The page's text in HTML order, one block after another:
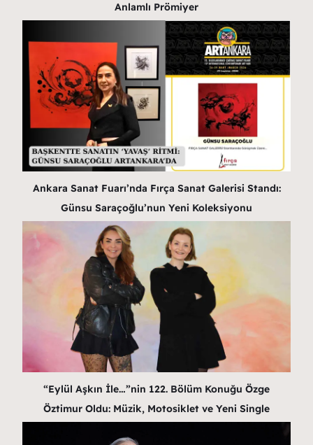
Anlamlı Prömiyer
Ankara Sanat Fuarı’nda Fırça Sanat Galerisi Standı:
Günsu Saraçoğlu’nun Yeni Koleksiyonu
“Eylül Aşkın İle…”nin 122. Bölüm Konuğu Özge
Öztimur Oldu: Müzik, Motosiklet ve Yeni Single